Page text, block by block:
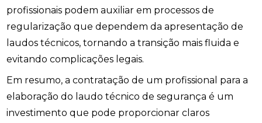
profissionais podem auxiliar em processos de
regularização que dependem da apresentação de
laudos técnicos, tornando a transição mais fluida e
evitando complicações legais.
Em resumo, a contratação de um profissional para a
elaboração do laudo técnico de segurança é um
investimento que pode proporcionar claros